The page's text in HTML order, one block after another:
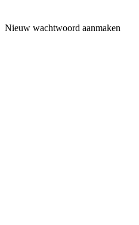
Nieuw wachtwoord aanmaken